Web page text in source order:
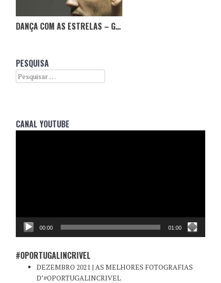
DANÇA COM AS ESTRELAS – GALA 3
PESQUISA
Search
CANAL YOUTUBE
00:00 01:00
#OPORTUGALINCRIVEL
DEZEMBRO 2021 | AS MELHORES FOTOGRAFIAS
D’#OPORTUGALINCRIVEL